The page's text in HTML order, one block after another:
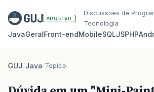
ARQUIVO
Discussoes de
Tecnologia
JavaGeralFront‑endMobileSQLJSPHP
GUJ/Java/Topico